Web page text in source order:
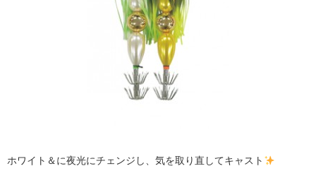
ホワイト＆に夜光にチェンジし、気を取り直してキャスト